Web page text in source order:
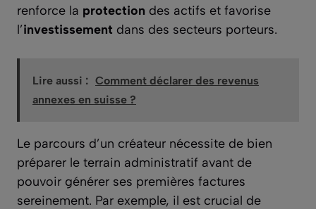
renforce la protection des actifs et favorise
l’investissement dans des secteurs porteurs.
Lire aussi : Comment déclarer des revenus
annexes en suisse ?
Le parcours d’un créateur nécessite de bien
préparer le terrain administratif avant de
pouvoir générer ses premières factures
sereinement. Par exemple, il est crucial de